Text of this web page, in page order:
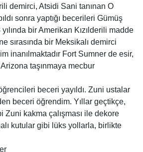
demirci, Atsidi Sani tanınan O
sonra yaptığı becerileri Gümüş
bir Amerikan Kızılderili madde
sırasında bir Meksikalı demirci
inanılmaktadır Fort Sumner de esir,
taşınmaya mecbur
beceri yayıldı. Zuni ustalar
beceri öğrendim. Yıllar geçtikçe,
Zuni kakma çalışması ile dekore
kutular gibi lüks yollarla, birlikte